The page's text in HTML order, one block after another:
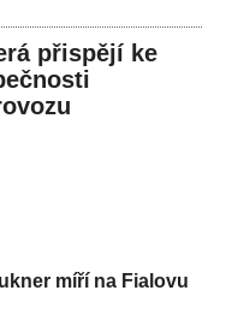
přispějí ke
míří na Fialovu